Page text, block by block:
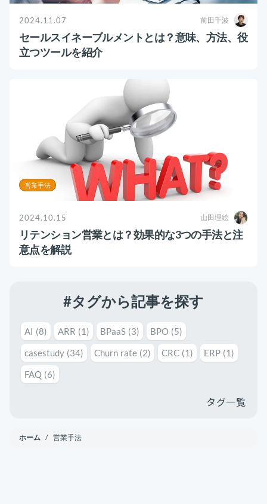
2024.11.07 前田千波
セールスイネーブルメントとは？意味、方法、役
立つツールを紹介
営業手法
2024.10.15 山田理絵
リテンション営業とは？効果的な3つの手法と注
意点を解説
#タグから記事を探す
AI (8) ARR (1) BPaaS (3) BPO (5)
casestudy (34) Churn rate (2) CRC (1) ERP (1)
FAQ (6)
タグ一覧
ホーム / 営業手法